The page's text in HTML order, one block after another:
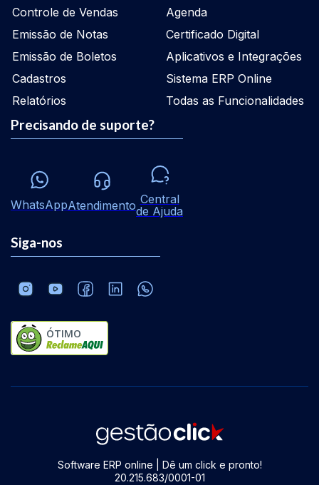
Controle de Vendas
Emissão de Notas
Emissão de Boletos
Cadastros
Relatórios
Agenda
Certificado Digital
Aplicativos e Integrações
Sistema ERP Online
Todas as Funcionalidades
Precisando de suporte?
WhatsAppAtendimento Central
de Ajuda
Siga-nos
ÓTIMO
Software ERP online | Dê um click e pronto!
20.215.683/0001-01